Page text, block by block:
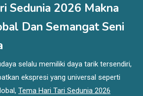
Sedunia 2026 Makna
Dan Semangat Seni
selalu memiliki daya tarik tersendiri,
ekspresi yang universal seperti
Tema Hari Tari Sedunia 2026